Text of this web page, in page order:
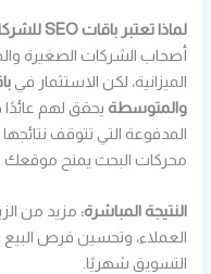
لماذا تعتبر باقات SEO للشركات الصغيرة والمتوسطة استثمارًا ذكيًا؟
أصحاب الشركات الصغيرة
الميزانية، لكن الاستثمار في
والمتوسطة يحقق لهم
المدفوعة التي تتوقف
محركات البحث يمنح موقعك
النتيجة المباشرة: مزيد من
العملاء، وتحسين فرص
التسويق شهريًا.